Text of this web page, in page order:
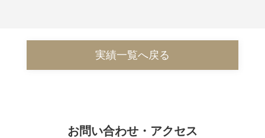
実績一覧へ戻る
お問い合わせ・アクセス